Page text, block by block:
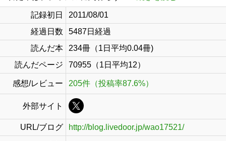
記録初日
2011/08/01
経過日数
5487日経過
読んだ本
234冊（1日平均0.04冊)
読んだページ
70955（1日平均12）
感想/レビュー 205件（投稿率87.6%）
外部サイト
URL/ブログ http://blog.livedoor.jp/wao17521/